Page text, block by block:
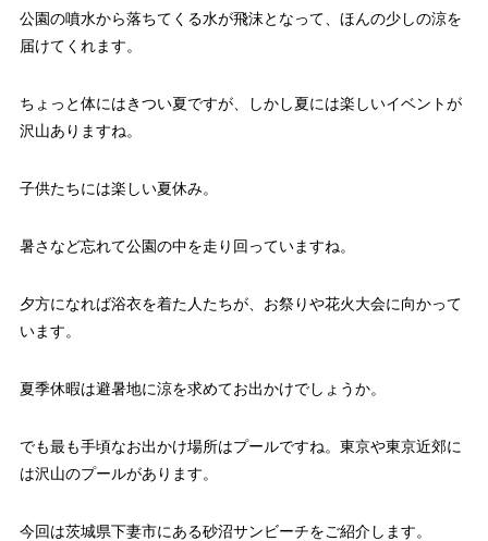
公園の噴水から落ちてくる水が飛沫となって、ほんの少しの涼を
届けてくれます。
ちょっと体にはきつい夏ですが、しかし夏には楽しいイベントが
沢山ありますね。
子供たちには楽しい夏休み。
暑さなど忘れて公園の中を走り回っていますね。
夕方になれば浴衣を着た人たちが、お祭りや花火大会に向かって
います。
夏季休暇は避暑地に涼を求めてお出かけでしょうか。
でも最も手頃なお出かけ場所はプールですね。東京や東京近郊に
は沢山のプールがあります。
今回は茨城県下妻市にある砂沼サンビーチをご紹介します。